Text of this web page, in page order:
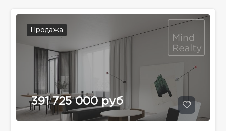
Продажа
391 725 000 руб